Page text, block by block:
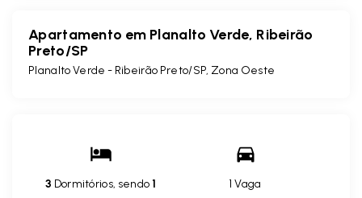
Apartamento em Planalto Verde, Ribeirão
Preto/SP
Planalto Verde - Ribeirão Preto/SP, Zona Oeste
3 Dormitórios, sendo1
1 Vaga